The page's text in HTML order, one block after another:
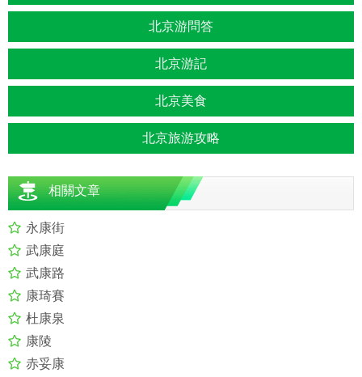
北京游問答
北京游記
北京美食
北京旅游攻略
相關文章
永康街
武康庭
武康路
康琦賽
杜康泉
康陵
赤妥康